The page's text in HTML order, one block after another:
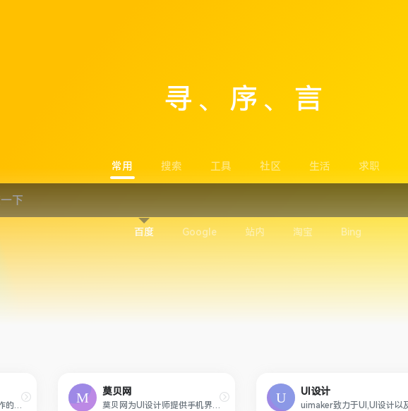
寻、序、言
常用 搜索 工具 社区 生活 求职
百度 Google 站内 淘宝 Bing
即时设计是一款在线可协作的UI设计工具，是可协作的在线sketch、国内版figma，拥有海量的设计资源与素材，支持导入sketch格式的源文件。支持创建交互原型、获取设计标注、快速切图、团队协作等工作。
莫贝网
莫贝网为UI设计师提供手机界面设计,手机UI设计,移动应用界面设计,APP界面设计,平板电脑界面设计,图标设计,导航界面设计等移动设备,移动终端界面设计欣赏,包括系统界面,手机主题,手机图标,应用软件界面,交互设计,用户体验,用户研究,手持移动设备与产品市场信息资讯的分享。
UI设计